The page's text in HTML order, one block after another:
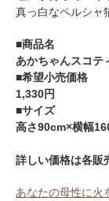
真っ白なペルシャ
■商品名
あかちゃんスコテ
■希望小売価格
1,330円
■サイズ
高さ90cm×横幅
詳しい価格は各販
あなたの母性に火